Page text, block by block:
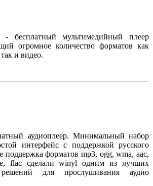
бесплатный мультимедийный плеер
огромное количество форматов как
и видео.
аудиоплеер. Минимальный набор
интерфейс с поддержкой русского
поддержка форматов mp3, ogg, wma, aac,
flac сделали winyl одним из лучших
для прослушивания аудио